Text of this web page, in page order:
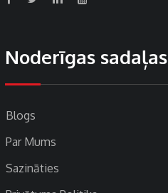
Noderīgas sadaļas
Blogs
Par Mums
Sazināties